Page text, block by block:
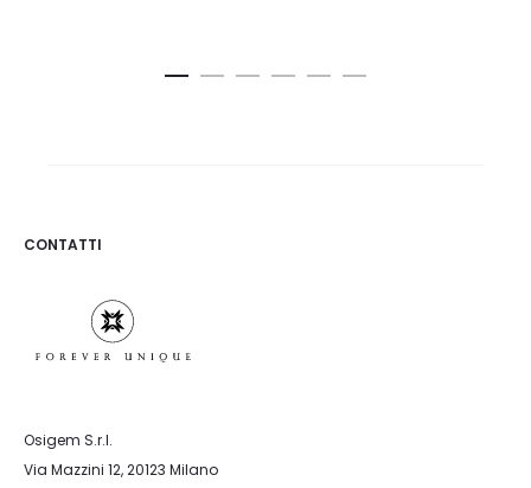
CONTATTI
Osigem S.r.l.
Via Mazzini 12, 20123 Milano